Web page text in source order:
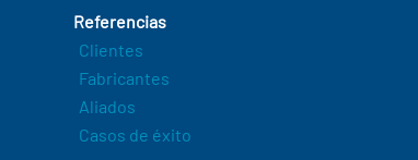
Referencias
Clientes
Fabricantes
Aliados
Casos de éxito